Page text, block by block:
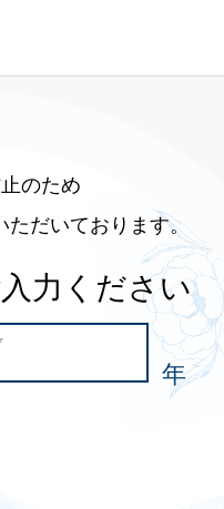
のため
だいております。
力ください
年